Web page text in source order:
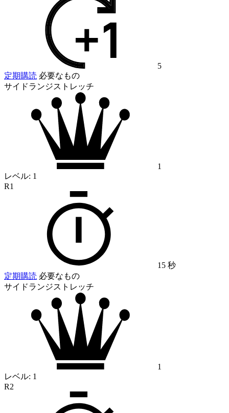
5
定期購読 必要なもの
サイドランジストレッチ
1
レベル: 1
R1
15 秒
定期購読 必要なもの
サイドランジストレッチ
1
レベル: 1
R2